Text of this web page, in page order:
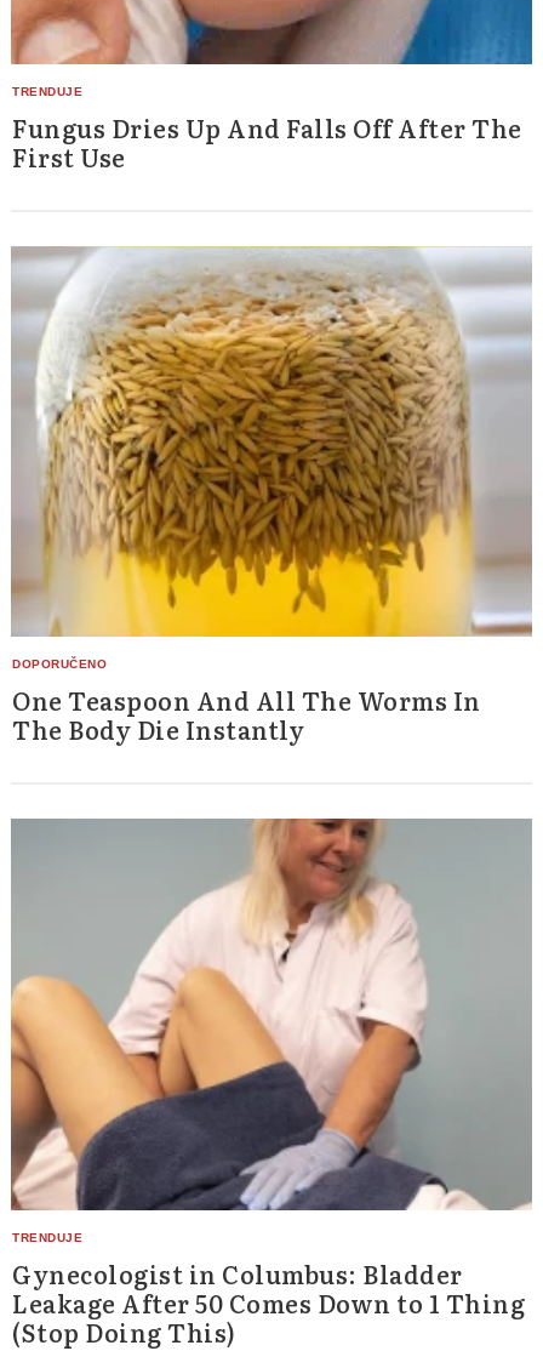
Fungus Dries Up And Falls Off After The
First Use
One Teaspoon And All The Worms In
The Body Die Instantly
Gynecologist in Columbus: Bladder
Leakage After 50 Comes Down to 1 Thing
(Stop Doing This)